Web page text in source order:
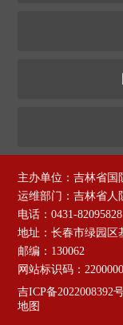
主办单位：吉林省国
运维部门：吉林省人
电话：0431-82095828
地址：长春市绿园区
邮编：130062
网站标识码：
吉ICP备2022008392
地图